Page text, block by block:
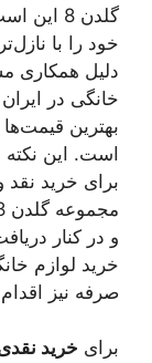
گلدن 8
خود را با
دلیل همکاری
خانگی در
بهترین قیمت‌ها
است. این نکته
برای خرید نقد
و در کنار
خرید لوازم
صرفه نیز اقدام
برای خرید